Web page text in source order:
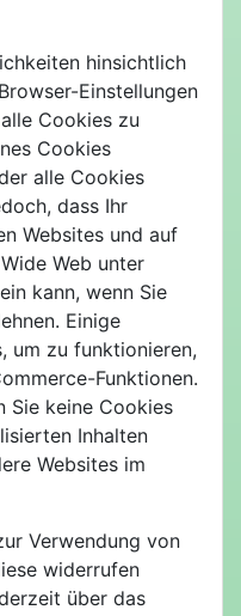
hinsichtlich
Einstellungen
Cookies zu
Cookies
alle Cookies
dass Ihr
Websites und auf
Web unter
kann, wenn Sie
Einige
um zu funktionieren,
Funktionen.
Sie keine Cookies
Inhalten
Websites im
Verwendung von
widerrufen
über das